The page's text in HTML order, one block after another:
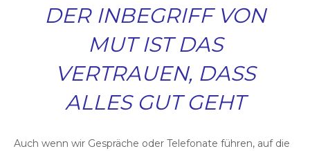
DER INBEGRIFF VON
MUT IST DAS
VERTRAUEN, DASS
ALLES GUT GEHT
Auch wenn wir Gespräche oder Telefonate führen, auf die